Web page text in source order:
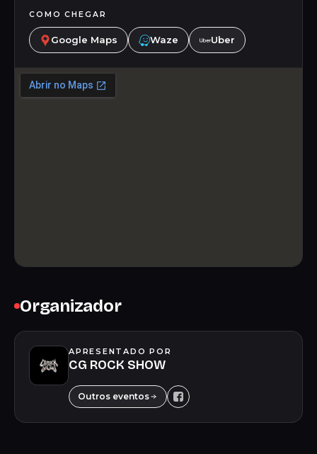
COMO CHEGAR
Google Maps Waze Uber
Organizador
APRESENTADO POR
CG ROCK SHOW
Outros eventos